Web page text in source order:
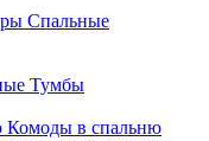
Спальные
Тумбы
Комоды в спальню